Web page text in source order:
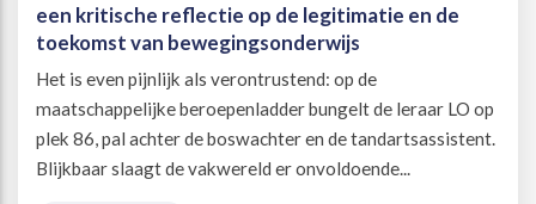
een kritische reflectie op de legitimatie en de
toekomst van bewegingsonderwijs
Het is even pijnlijk als verontrustend: op de
maatschappelijke beroepenladder bungelt de leraar LO op
plek 86, pal achter de boswachter en de tandartsassistent.
Blijkbaar slaagt de vakwereld er onvoldoende...